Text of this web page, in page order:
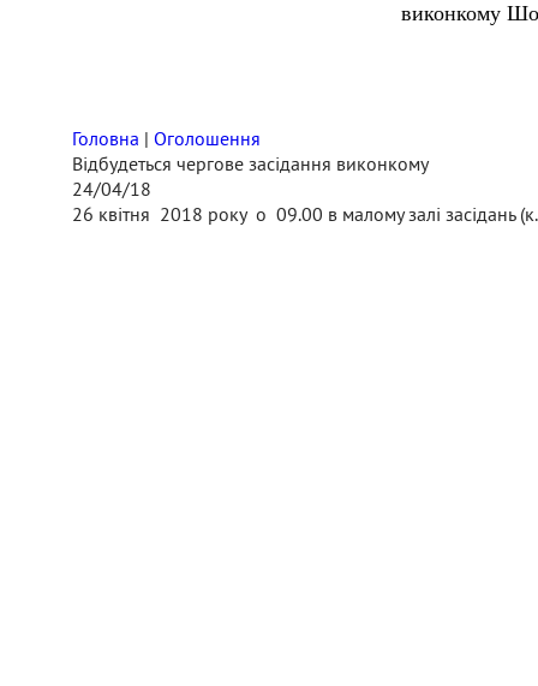
виконкому
Головна | Оголошення
Відбудеться чергове засідання виконкому
24/04/18
26 квітня 2018 року о 09.00 в малому залі засідань